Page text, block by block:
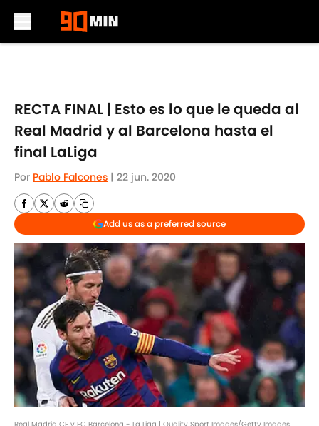
RECTA FINAL | Esto es lo que le queda al
Real Madrid y al Barcelona hasta el
final LaLiga
Por Pablo Falcones | 22 jun. 2020
Add us as a preferred source